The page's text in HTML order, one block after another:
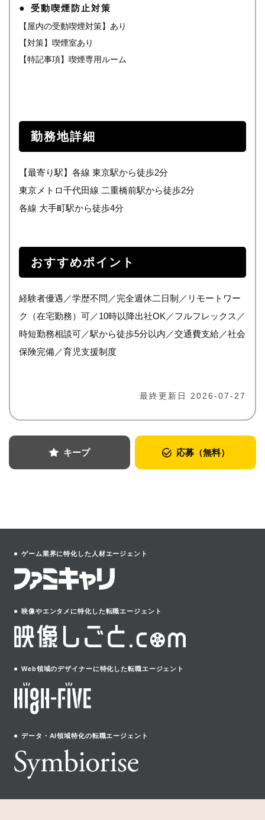
受動喫煙防止対策
【屋内の受動喫煙対策】あり
【対策】喫煙室あり
【特記事項】喫煙専用ルーム
勤務地詳細
【最寄り駅】各線 東京駅から徒歩2分
東京メトロ千代田線 二重橋前駅から徒歩2分
各線 大手町駅から徒歩4分
おすすめポイント
経験者優遇／学歴不問／完全週休二日制／リモートワー
ク（在宅勤務）可／10時以降出社OK／フルフレックス／
時短勤務相談可／駅から徒歩5分以内／交通費支給／社会
保険完備／育児支援制度
最終更新日 2026-07-27
キープ 応募（無料）
ゲーム業界に特化した人材エージェント
映像やエンタメに特化した転職エージェント
Web領域のデザイナーに特化した転職エージェント
データ・AI領域特化の転職エージェント